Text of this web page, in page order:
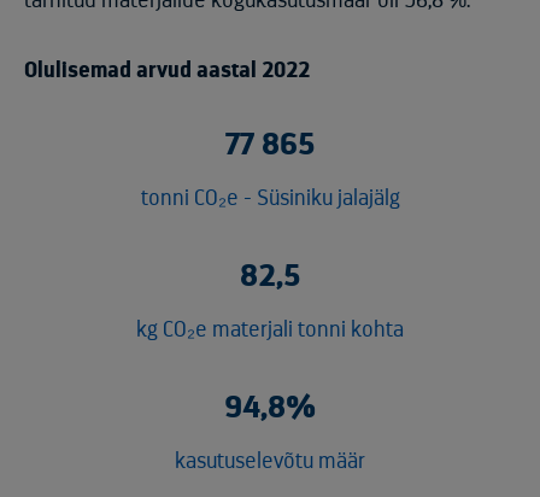
Olulisemad arvud aastal 2022
77 865
tonni CO₂e - Süsiniku jalajälg
82,5
kg CO₂e materjali tonni kohta
94,8%
kasutuselevõtu määr